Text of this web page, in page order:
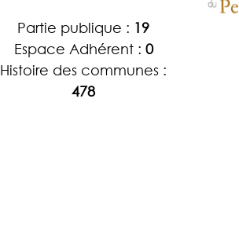
Partie publique : 19
Espace Adhérent : 0
Histoire des communes :
478